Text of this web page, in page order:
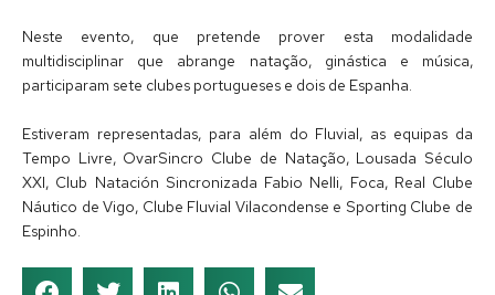
Neste evento, que pretende prover esta modalidade
multidisciplinar que abrange natação, ginástica e música,
participaram sete clubes portugueses e dois de Espanha.
Estiveram representadas, para além do Fluvial, as equipas da
Tempo Livre, OvarSincro Clube de Natação, Lousada Século
XXI, Club Natación Sincronizada Fabio Nelli, Foca, Real Clube
Náutico de Vigo, Clube Fluvial Vilacondense e Sporting Clube de
Espinho.